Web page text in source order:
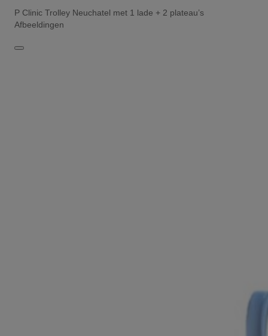
P Clinic Trolley Neuchatel met 1 lade + 2 plateau’s
Afbeeldingen